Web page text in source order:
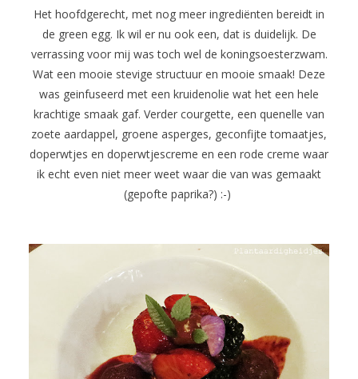
Het hoofdgerecht, met nog meer ingrediënten bereidt in
de green egg. Ik wil er nu ook een, dat is duidelijk. De
verrassing voor mij was toch wel de koningsoesterzwam.
Wat een mooie stevige structuur en mooie smaak! Deze
was geinfuseerd met een kruidenolie wat het een hele
krachtige smaak gaf. Verder courgette, een quenelle van
zoete aardappel, groene asperges, geconfijte tomaatjes,
doperwtjes en doperwtjescreme en een rode creme waar
ik echt even niet meer weet waar die van was gemaakt
(gepofte paprika?) :-)